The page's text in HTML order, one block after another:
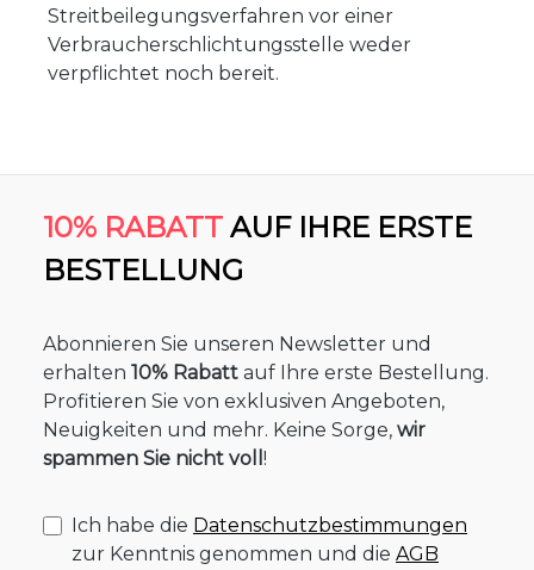
Streitbeilegungsverfahren vor einer
Verbraucherschlichtungsstelle weder
verpflichtet noch bereit.
10% RABATT AUF IHRE ERSTE
BESTELLUNG
Abonnieren Sie unseren Newsletter und
erhalten 10% Rabatt auf Ihre erste Bestellung.
Profitieren Sie von exklusiven Angeboten,
Neuigkeiten und mehr. Keine Sorge, wir
spammen Sie nicht voll !
Ich habe die Datenschutzbestimmungen
zur Kenntnis genommen und die AGB